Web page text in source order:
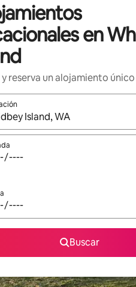
en
y reserva un alojamiento
los resultados estén
Buscar